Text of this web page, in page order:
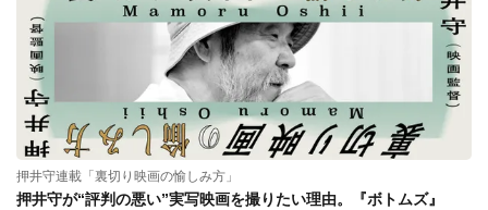
押井守連載「裏切り映画の愉しみ方」
押井守が“評判の悪い”実写映画を撮りたい理由。『ボトムズ』